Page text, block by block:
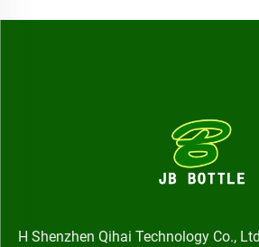
Η Shenzhen Qihai Technology Co.,